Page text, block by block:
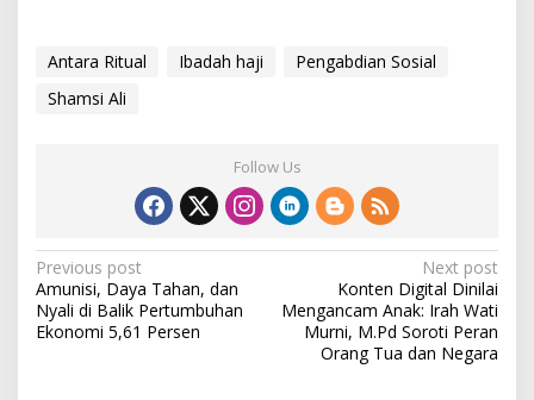
Antara Ritual Ibadah haji
Pengabdian Sosial
Shamsi Ali
Follow Us
P
o
s
Previous post
Amunisi, Daya Tahan, dan
Nyali di Balik Pertumbuhan
Ekonomi 5,61 Persen
Next post
Konten Digital Dinilai
Mengancam Anak: Irah Wati
Murni, M.Pd Soroti Peran
Orang Tua dan Negara